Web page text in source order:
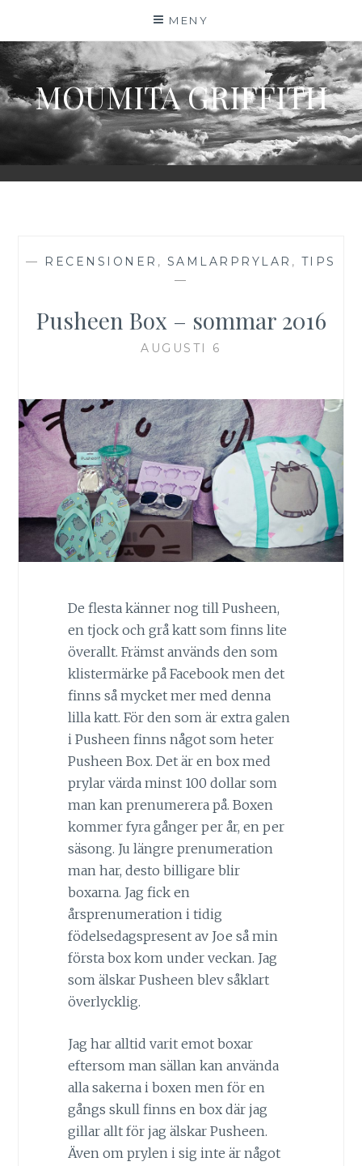
innehåll
MENY
MOUMITA GRIFFITH
— RECENSIONER , SAMLARPRYLAR , TIPS
—
Pusheen Box – sommar 2016
AUGUSTI 6
De flesta känner nog till Pusheen,
en tjock och grå katt som finns lite
överallt. Främst används den som
klistermärke på Facebook men det
finns så mycket mer med denna
lilla katt. För den som är extra galen
i Pusheen finns något som heter
Pusheen Box. Det är en box med
prylar värda minst 100 dollar som
man kan prenumerera på. Boxen
kommer fyra gånger per år, en per
säsong. Ju längre prenumeration
man har, desto billigare blir
boxarna. Jag fick en
årsprenumeration i tidig
födelsedagspresent av Joe så min
första box kom under veckan. Jag
som älskar Pusheen blev såklart
överlycklig.
Jag har alltid varit emot boxar
eftersom man sällan kan använda
alla sakerna i boxen men för en
gångs skull finns en box där jag
gillar allt för jag älskar Pusheen.
Även om prylen i sig inte är något